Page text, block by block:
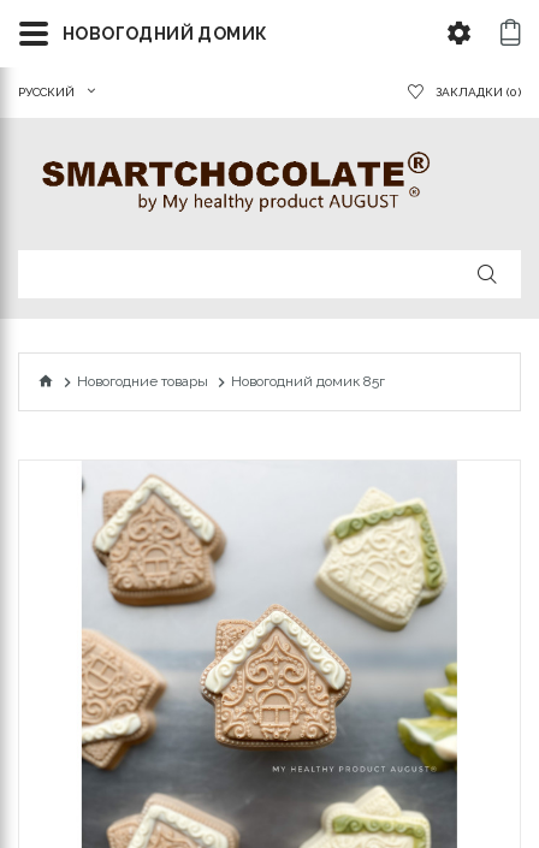
РУССКИЙ ЗАКЛАДКИ (0)
Новогодние товары Новогодний домик 85г
НОВОГОДНИЙ ДОМИК